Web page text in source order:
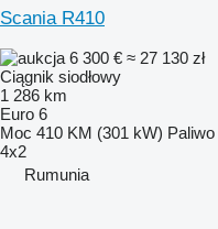
Scania R410
6 300 € ≈ 27 130 zł
Ciągnik siodłowy
1 286 km
Euro 6
Moc 410 KM (301 kW) Paliwo
4x2
Rumunia